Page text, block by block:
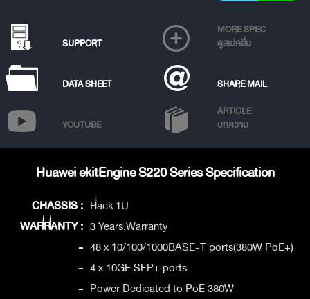
SUPPORT
MORE SPEC
ดูสเปคอื่น
DATA SHEET SHARE MAIL
YOUTUBE
ARTICLE
บทความ
Huawei ekitEngine S220 Series Specification
CHASSIS : Rack 1U
WARRANTY : 3 Years.Warranty
- 48 x 10/100/1000BASE-T ports(380W PoE+)
- 4 x 10GE SFP+ ports
- Power Dedicated to PoE 380W